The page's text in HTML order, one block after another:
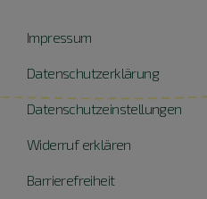
Impressum
Datenschutzerklärung
Datenschutzeinstellungen
Widerruf erklären
Barrierefreiheit